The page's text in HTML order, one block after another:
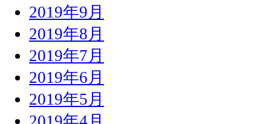
2019年9月
2019年8月
2019年7月
2019年6月
2019年5月